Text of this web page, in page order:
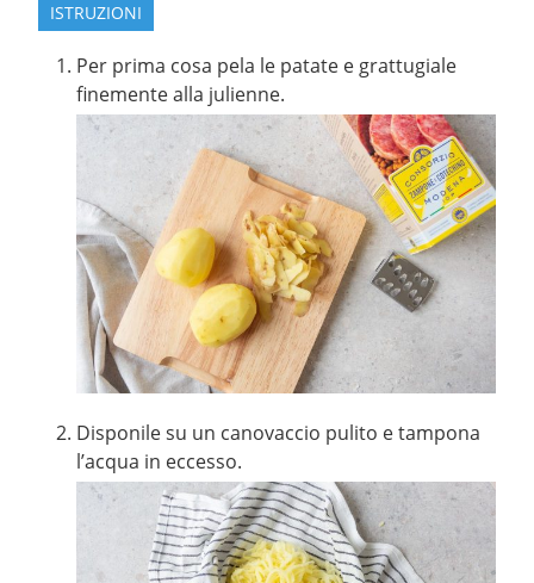
ISTRUZIONI
Per prima cosa pela le patate e grattugiale
finemente alla julienne.
Disponile su un canovaccio pulito e tampona
l’acqua in eccesso.